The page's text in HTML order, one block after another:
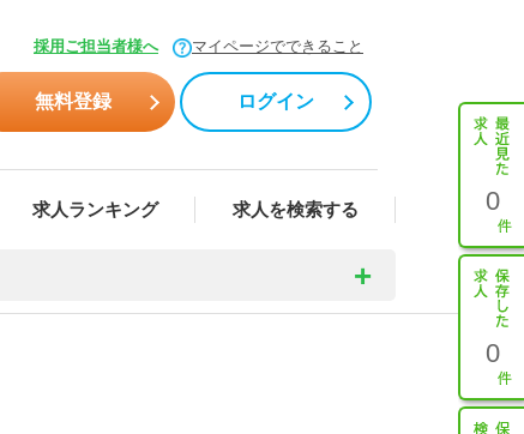
採用ご担当者様へ マイページでできること
無料登録 ログイン
求人ランキング 求人を検索する 0
0